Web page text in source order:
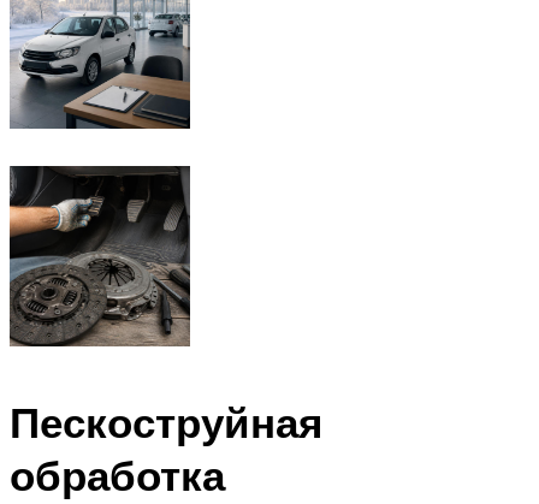
Пескоструйная
обработка